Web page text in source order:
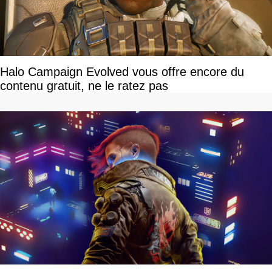
Halo Campaign Evolved vous offre encore du
contenu gratuit, ne le ratez pas